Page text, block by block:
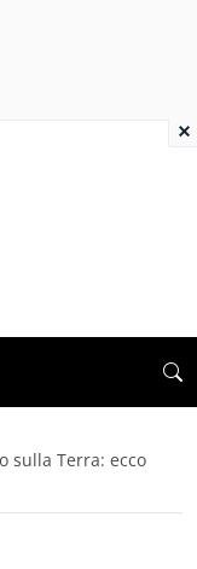
sulla Terra: ecco
×